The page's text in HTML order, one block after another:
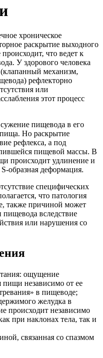
хроническое
раскрытие выходного
что ведет к
У здорового человека
механизм,
рефлекторно
или
этот процесс
пищевода в его
пища. Но раскрытие
рефлекса, а под
пищевой массы. В
происходит удлинение и
образная деформация.
специфических
что патология
также причиной может
вследствие
или нарушения со
ощущение
пищи независимо от ее
в пищеводе;
желудка в
происходит независимо
при наклонах тела, так и
связанная со спазмом